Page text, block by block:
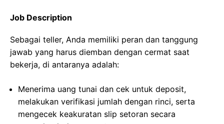
Job Description
Sebagai teller, Anda memiliki peran dan tanggung
jawab yang harus diemban dengan cermat saat
bekerja, di antaranya adalah:
Menerima uang tunai dan cek untuk deposit,
melakukan verifikasi jumlah dengan rinci, serta
mengecek keakuratan slip setoran secara